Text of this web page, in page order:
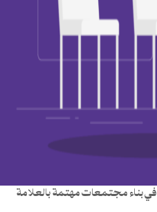
بناء مجتمعات مهتمة بالعلامة